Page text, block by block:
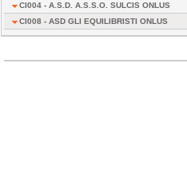
CI004 - A.S.D. A.S.S.O. SULCIS ONLUS
CI008 - ASD GLI EQUILIBRISTI ONLUS